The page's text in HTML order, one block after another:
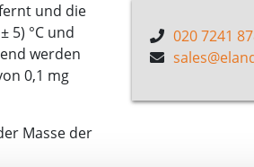
und die
5) °C und
werden
0,1 mg
Masse der
020 7241